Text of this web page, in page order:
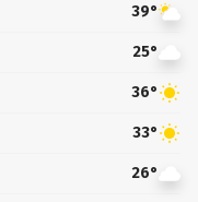
39°
25°
36°
33°
26°